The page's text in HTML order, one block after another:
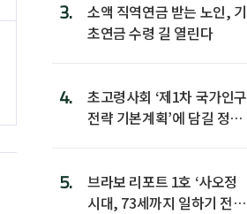
3.
소액 직역연금 받는 노인, 기
초연금 수령 길 열린다
4.
초고령사회 ‘제1차 국가인구
전략 기본계획’에 담길 정책
5.
브라보 리포트 1호 ‘사오정
시대, 73세까지 일하기 전략’